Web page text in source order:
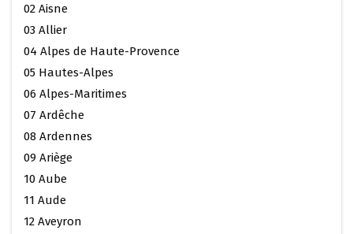
02 Aisne
03 Allier
04 Alpes de Haute-Provence
05 Hautes-Alpes
06 Alpes-Maritimes
07 Ardêche
08 Ardennes
09 Ariège
10 Aube
11 Aude
12 Aveyron